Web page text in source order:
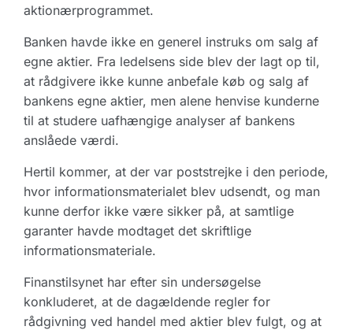
aktionærprogrammet.
Banken havde ikke en generel instruks om salg af
egne aktier. Fra ledelsens side blev der lagt op til,
at rådgivere ikke kunne anbefale køb og salg af
bankens egne aktier, men alene henvise kunderne
til at studere uafhængige analyser af bankens
anslåede værdi.
Hertil kommer, at der var poststrejke i den periode,
hvor informationsmaterialet blev udsendt, og man
kunne derfor ikke være sikker på, at samtlige
garanter havde modtaget det skriftlige
informationsmateriale.
Finanstilsynet har efter sin undersøgelse
konkluderet, at de dagældende regler for
rådgivning ved handel med aktier blev fulgt, og at